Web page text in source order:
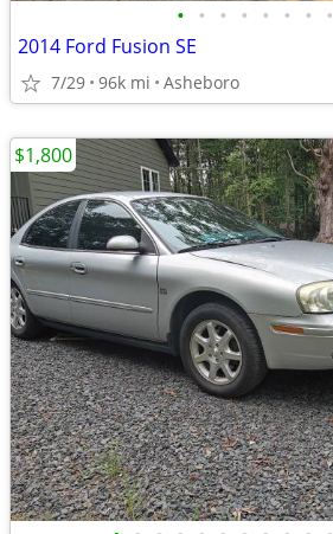
• • • • • • • •
2014 Ford Fusion SE
7/29 96k mi Asheboro
$1,800